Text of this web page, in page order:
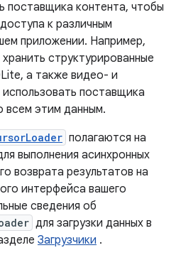
поставщика контента, чтобы
к различным
приложении. Например,
структурированные
а также видео- и
поставщика
всем этим данным.
полагаются на
выполнения асинхронных
возврата результатов на
интерфейса вашего
сведения об
для загрузки данных в
Загрузчики .